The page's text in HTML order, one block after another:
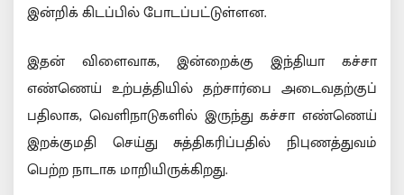
இன்றிக் கிடப்பில் போடப்பட்டுள்ளன.
இதன் விளைவாக, இன்றைக்கு இந்தியா கச்சா
எண்ணெய் உற்பத்தியில் தற்சார்பை அடைவதற்குப்
பதிலாக, வெளிநாடுகளில் இருந்து கச்சா எண்ணெய்
இறக்குமதி செய்து சுத்திகரிப்பதில் நிபுணத்துவம்
பெற்ற நாடாக மாறியிருக்கிறது.